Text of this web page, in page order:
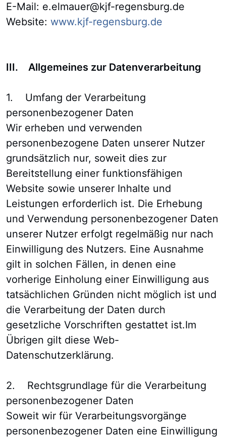
E-Mail: e.elmauer@kjf-regensburg.de
Website: www.kjf-regensburg.de
III. Allgemeines zur Datenverarbeitung
1. Umfang der Verarbeitung
personenbezogener Daten
Wir erheben und verwenden
personenbezogene Daten unserer Nutzer
grundsätzlich nur, soweit dies zur
Bereitstellung einer funktionsfähigen
Website sowie unserer Inhalte und
Leistungen erforderlich ist. Die Erhebung
und Verwendung personenbezogener Daten
unserer Nutzer erfolgt regelmäßig nur nach
Einwilligung des Nutzers. Eine Ausnahme
gilt in solchen Fällen, in denen eine
vorherige Einholung einer Einwilligung aus
tatsächlichen Gründen nicht möglich ist und
die Verarbeitung der Daten durch
gesetzliche Vorschriften gestattet ist.Im
Übrigen gilt diese Web-
Datenschutzerklärung.
2. Rechtsgrundlage für die Verarbeitung
personenbezogener Daten
Soweit wir für Verarbeitungsvorgänge
personenbezogener Daten eine Einwilligung